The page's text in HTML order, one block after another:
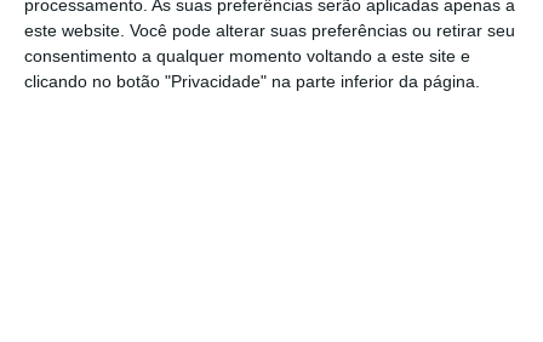
processamento. As suas preferências serão aplicadas apenas a
este website. Você pode alterar suas preferências ou retirar seu
consentimento a qualquer momento voltando a este site e
clicando no botão "Privacidade" na parte inferior da página.